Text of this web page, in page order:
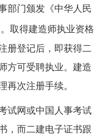
部门颁发《中华人民
取得建造师执业资格
册登记后，即获得二
方可受聘执业。建造
次注册手续。
试网或中国人事考试
，而二建电子证书跟